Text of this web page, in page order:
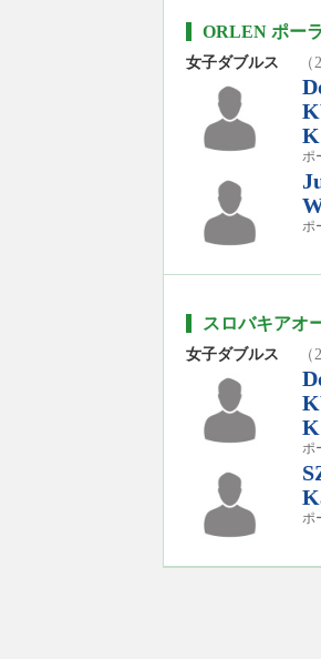
ORLEN ポー
女子ダブルス
K
ポ
ポ
スロバキアオ
女子ダブルス
K
ポ
ポ